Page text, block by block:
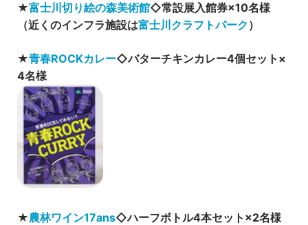
★富士川切り絵の森美術館◇常設展入館券×10名様
（近くのインフラ施設は富士川クラフトパーク ）
★青春ROCKカレー◇バターチキンカレー4個セット×
4名様
★農林ワイン17ans◇ハーフボトル4本セット×2名様